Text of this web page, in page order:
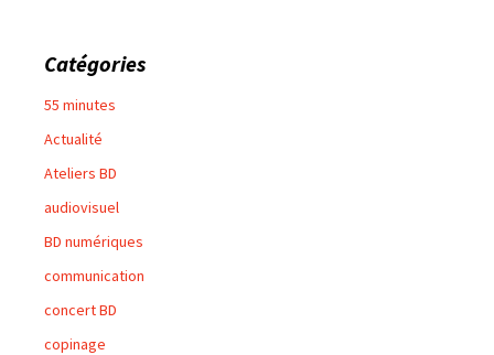
Catégories
55 minutes
Actualité
Ateliers BD
audiovisuel
BD numériques
communication
concert BD
copinage